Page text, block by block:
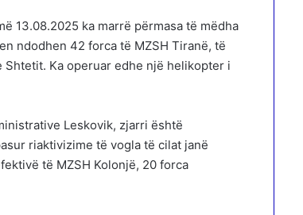
13.08.2025 ka marrë përmasa të mëdha
ndodhen 42 forca të MZSH Tiranë, të
Ka operuar edhe një helikopter i
Leskovik, zjarri është
riaktivizime të vogla të cilat janë
të MZSH Kolonjë, 20 forca